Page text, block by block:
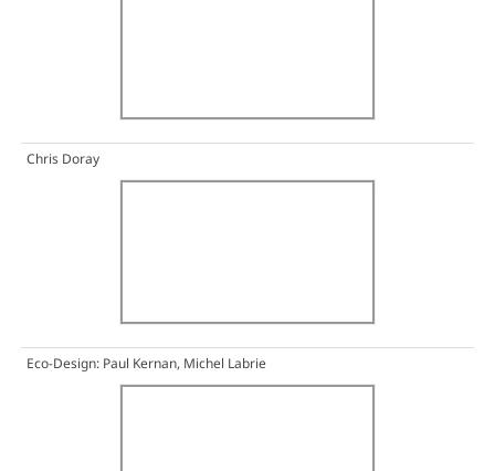
Chris Doray
Eco-Design: Paul Kernan, Michel Labrie